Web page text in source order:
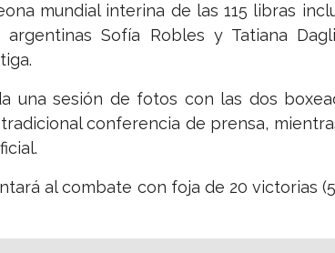
mundial interina de las 115 libras
Sofía Robles y Tatiana
una sesión de fotos con las dos
conferencia de prensa,
al combate con foja de 20 victorias